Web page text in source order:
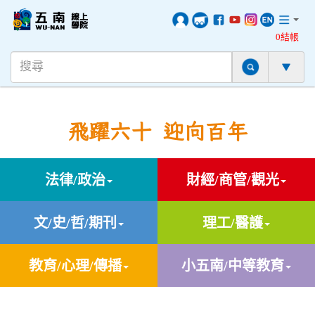
0結帳
飛躍六十 迎向百年
法律/政治 財經/商管/觀光
文/史/哲/期刊 理工/醫護
教育/心理/傳播 小五南/中等教育